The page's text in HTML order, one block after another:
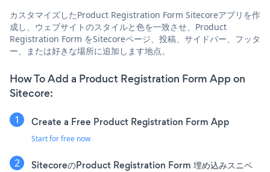
カスタマイズしたProduct Registration Form Sitecoreアプリを作
成し、ウェブサイトのスタイルと色を一致させ、Product
Registration Form をSitecoreページ、投稿、サイドバー、フッタ
ー、または好きな場所に追加します地点。
How To Add a Product Registration Form App on
Sitecore:
Create a Free Product Registration Form App
Start for free now
SitecoreのProduct Registration Form 埋め込みスニペ